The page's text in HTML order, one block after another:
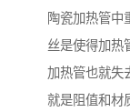
陶瓷加热管中
丝是使得加热
加热管也就失
就是阻值和材